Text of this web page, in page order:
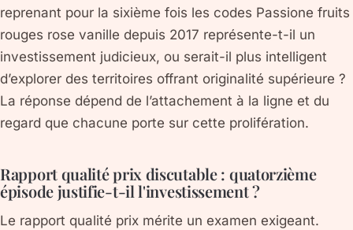
reprenant pour la sixième fois les codes Passione fruits
rouges rose vanille depuis 2017 représente-t-il un
investissement judicieux, ou serait-il plus intelligent
d’explorer des territoires offrant originalité supérieure ?
La réponse dépend de l’attachement à la ligne et du
regard que chacune porte sur cette prolifération.
Rapport qualité prix discutable : quatorzième
épisode justifie-t-il l'investissement ?
Le rapport qualité prix mérite un examen exigeant.